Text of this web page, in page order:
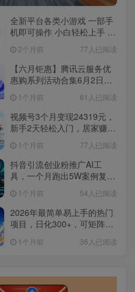
全新平台各类小游戏 一部手
机即可操作 小白轻松上手 长
2个月前 77人已阅读
【六月钜惠】腾讯云服务优
惠购系列活动合集6月2日更
1个月前 61人已阅读
视频号3个月变现24319元，
新手2天轻松入门，居家赚米
1个月前 77人已阅读
抖音引流创业粉推广AI工
具，一个月跑出5W案例复
1个月前 54人已阅读
2026年最简单易上手的热门
项目，日化300+，可矩阵操
1个月前 36人已阅读